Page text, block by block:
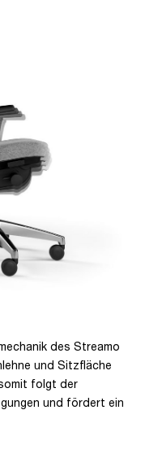
des Streamo
und Sitzfläche
folgt der
und fördert ein